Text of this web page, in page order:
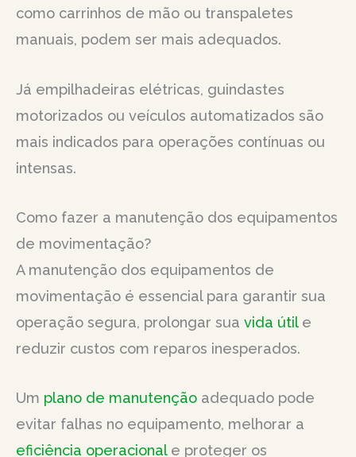
como carrinhos de mão ou transpaletes
manuais, podem ser mais adequados.
Já empilhadeiras elétricas, guindastes
motorizados ou veículos automatizados são
mais indicados para operações contínuas ou
intensas.
Como fazer a manutenção dos equipamentos
de movimentação?
A manutenção dos equipamentos de
movimentação é essencial para garantir sua
operação segura, prolongar sua vida útile
reduzir custos com reparos inesperados.
Um plano de manutenção adequado pode
evitar falhas no equipamento, melhorar a
eficiência operacionale proteger os